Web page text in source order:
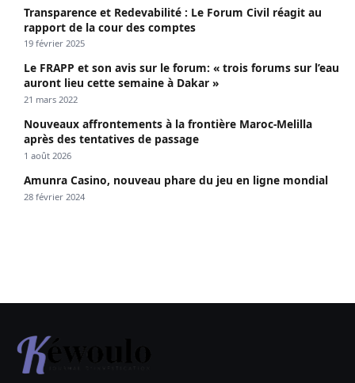
Transparence et Redevabilité : Le Forum Civil réagit au
rapport de la cour des comptes
19 février 2025
Le FRAPP et son avis sur le forum: « trois forums sur l’eau
auront lieu cette semaine à Dakar »
21 mars 2022
Nouveaux affrontements à la frontière Maroc-Melilla
après des tentatives de passage
1 août 2026
Amunra Casino, nouveau phare du jeu en ligne mondial
28 février 2024